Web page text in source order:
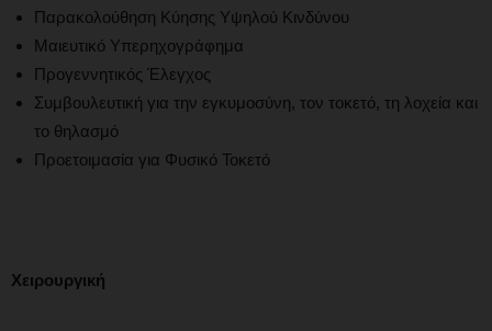
Παρακολούθηση Κύησης Υψηλού Κινδύνου
Μαιευτικό Υπερηχογράφημα
Προγεννητικός Έλεγχος
Συμβουλευτική για την εγκυμοσύνη, τον τοκετό, τη λοχεία και
το θηλασμό
Προετοιμασία για Φυσικό Τοκετό
Χειρουργική